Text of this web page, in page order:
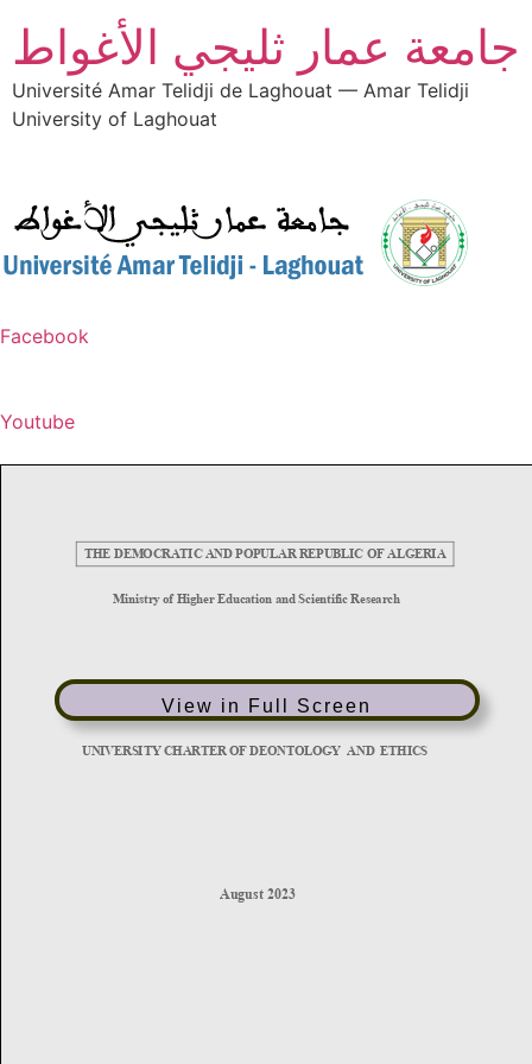
جامعة عمار ثليجي الأغواط
Université Amar Telidji de Laghouat — Amar Telidji
University of Laghouat
Facebook
Youtube
View in Full Screen